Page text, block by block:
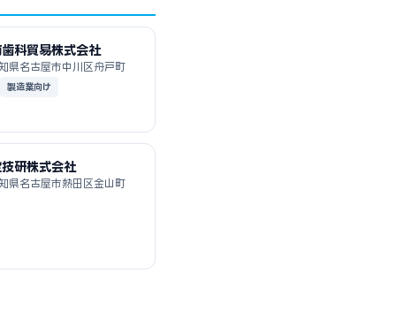
科貿易株式会社
県名古屋市中川区舟戸町
製造業向け
研株式会社
県名古屋市熱田区金山町